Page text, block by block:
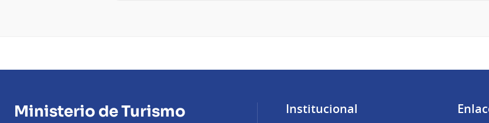
Ministerio de Turismo Institucional